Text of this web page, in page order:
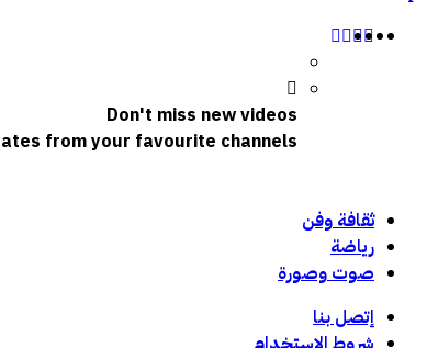
Don't miss new videos
from your favourite channels
ثقافة وفن
رياضة
صوت وصورة
إتصل بنا